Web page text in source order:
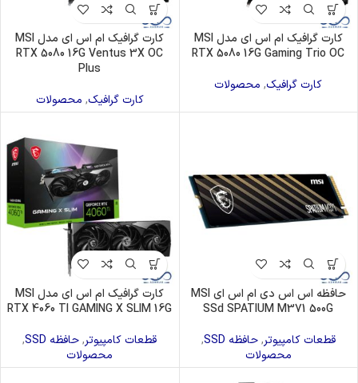
کارت گرافیک ام اس ای مدل MSI
RTX 5080 16G Gaming Trio OC
کارت گرافیک, محصولات
کارت گرافیک ام اس ای مدل MSI
RTX 5080 16G Ventus 3X OC
Plus
کارت گرافیک, محصولات
حافظه اس اس دی ام اس ای MSI
SSd SPATIUM M371 500G
قطعات کامپیوتر,حافظه SSD
,
محصولات
کارت گرافیک ام اس ای مدل MSI
RTX 4060 TI GAMING X SLIM 16G
قطعات کامپیوتر,حافظه SSD
,
محصولات